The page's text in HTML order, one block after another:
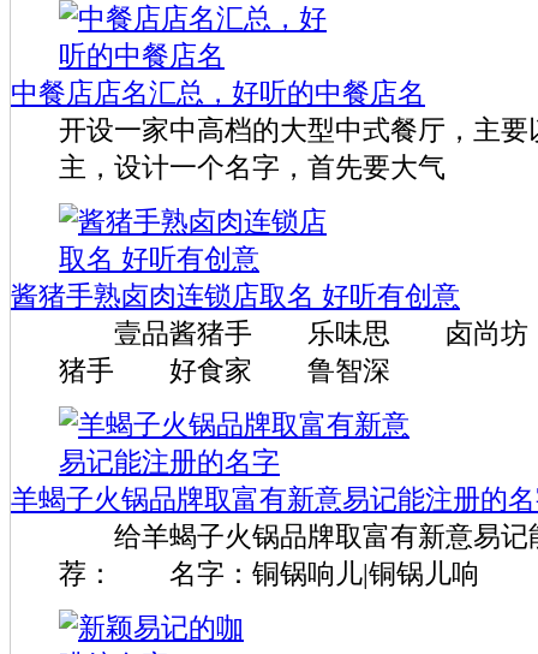
中餐店店名汇总，好听的中餐店名
开设一家中高档的大型中式餐厅，主
主，设计一个名字，首先要大气
酱猪手熟卤肉连锁店取名 好听有创意
壹品酱猪手 乐味思 卤尚
猪手 好食家 鲁智深
羊蝎子火锅品牌取富有新意易记能注册的
给羊蝎子火锅品牌取富有新意易记
荐： 名字：铜锅响儿|铜锅儿响